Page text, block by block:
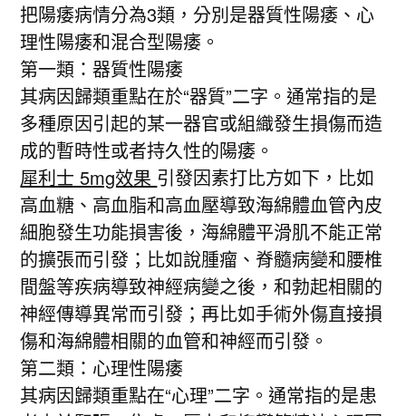
把陽痿病情分為3類，分別是器質性陽痿、心
理性陽痿和混合型陽痿。
第一類：器質性陽痿
其病因歸類重點在於“器質”二字。通常指的是
多種原因引起的某一器官或組織發生損傷而造
成的暫時性或者持久性的陽痿。
犀利士 5mg效果 引發因素打比方如下，比如
高血糖、高血脂和高血壓導致海綿體血管內皮
細胞發生功能損害後，海綿體平滑肌不能正常
的擴張而引發；比如說腫瘤、脊髓病變和腰椎
間盤等疾病導致神經病變之後，和勃起相關的
神經傳導異常而引發；再比如手術外傷直接損
傷和海綿體相關的血管和神經而引發。
第二類：心理性陽痿
其病因歸類重點在“心理”二字。通常指的是患